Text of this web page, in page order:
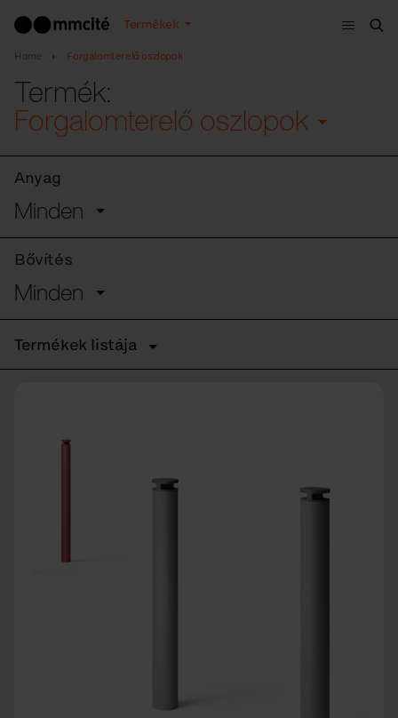
Termékek
Menü
Home Forgalomterelő oszlopok
Termék:
Forgalomterelő oszlopok
Anyag
Minden
Bővítés
Minden
Termékek listája